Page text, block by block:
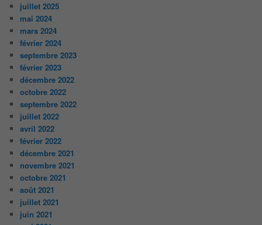
juillet 2025
mai 2024
mars 2024
février 2024
septembre 2023
février 2023
décembre 2022
octobre 2022
septembre 2022
juillet 2022
avril 2022
février 2022
décembre 2021
novembre 2021
octobre 2021
août 2021
juillet 2021
juin 2021